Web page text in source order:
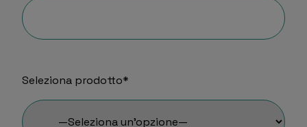
Seleziona prodotto*